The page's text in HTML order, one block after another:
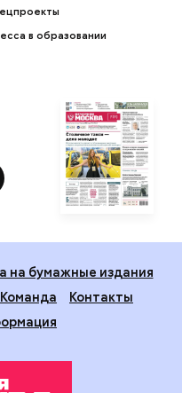
в образовании
на бумажные издания
Команда
Контакты